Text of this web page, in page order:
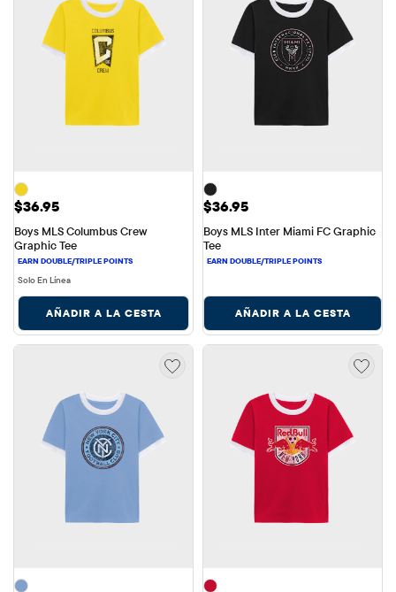
Precio: $36.95
$36.95
Boys MLS Columbus Crew
Graphic Tee
Solo En Línea
AÑADIR A LA CESTA
Precio: $36.95
$36.95
Boys MLS Inter Miami FC Graphic
Tee
AÑADIR A LA CESTA